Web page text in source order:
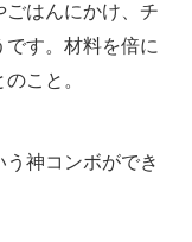
はんにかけ、チ
す。材料を倍に
こと。
神コンボができ